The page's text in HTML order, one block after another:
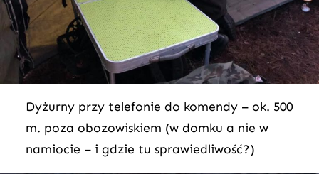
Dyżurny przy telefonie do komendy – ok. 500
m. poza obozowiskiem (w domku a nie w
namiocie – i gdzie tu sprawiedliwość?)